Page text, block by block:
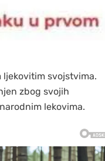
ljekovitim svojstvima.
zbog svojih
lekovima.